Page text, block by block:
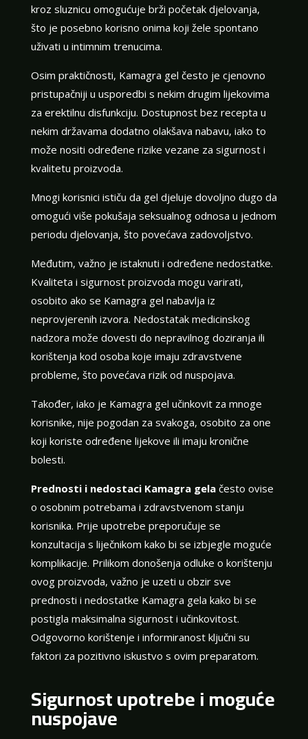
kroz sluznicu omogućuje brži početak djelovanja,
što je posebno korisno onima koji žele spontano
uživati u intimnim trenucima.
Osim praktičnosti, Kamagra gel često je cjenovno
pristupačniji u usporedbi s nekim drugim lijekovima
za erektilnu disfunkciju. Dostupnost bez recepta u
nekim državama dodatno olakšava nabavu, iako to
može nositi određene rizike vezane za sigurnost i
kvalitetu proizvoda.
Mnogi korisnici ističu da gel djeluje dovoljno dugo da
omogući više pokušaja seksualnog odnosa u jednom
periodu djelovanja, što povećava zadovoljstvo.
Međutim, važno je istaknuti i određene nedostatke.
Kvaliteta i sigurnost proizvoda mogu varirati,
osobito ako se Kamagra gel nabavlja iz
neprovjerenih izvora. Nedostatak medicinskog
nadzora može dovesti do nepravilnog doziranja ili
korištenja kod osoba koje imaju zdravstvene
probleme, što povećava rizik od nuspojava.
Također, iako je Kamagra gel učinkovit za mnoge
korisnike, nije pogodan za svakoga, osobito za one
koji koriste određene lijekove ili imaju kronične
bolesti.
Prednosti i nedostaci Kamagra gelačesto ovise
o osobnim potrebama i zdravstvenom stanju
korisnika. Prije upotrebe preporučuje se
konzultacija s liječnikom kako bi se izbjegle moguće
komplikacije. Prilikom donošenja odluke o korištenju
ovog proizvoda, važno je uzeti u obzir sve
prednosti i nedostatke Kamagra gela kako bi se
postigla maksimalna sigurnost i učinkovitost.
Odgovorno korištenje i informiranost ključni su
faktori za pozitivno iskustvo s ovim preparatom.
Sigurnost upotrebe i moguće
nuspojave